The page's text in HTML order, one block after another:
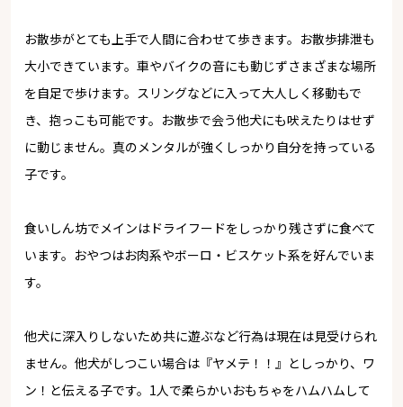
お散歩がとても上手で人間に合わせて歩きます。お散歩排泄も
大小できています。車やバイクの音にも動じずさまざまな場所
を自足で歩けます。スリングなどに入って大人しく移動もで
き、抱っこも可能です。お散歩で会う他犬にも吠えたりはせず
に動じません。真のメンタルが強くしっかり自分を持っている
子です。
食いしん坊でメインはドライフードをしっかり残さずに食べて
います。おやつはお肉系やボーロ・ビスケット系を好んでいま
す。
他犬に深入りしないため共に遊ぶなど行為は現在は見受けられ
ません。他犬がしつこい場合は『ヤメテ！！』としっかり、ワ
ン！と伝える子です。1人で柔らかいおもちゃをハムハムして